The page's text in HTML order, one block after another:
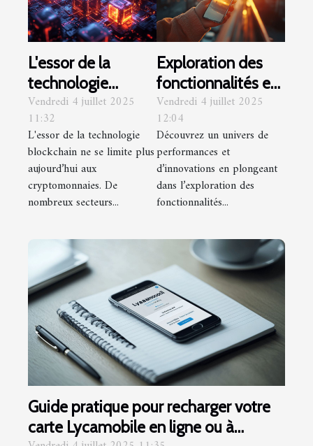
L'essor de la
technologie
blockchain en
dehors des
cryptomonnaies
Vendredi 4 juillet 2025
11:32
L'essor de la technologie
blockchain ne se limite plus
aujourd’hui aux
cryptomonnaies. De
nombreux secteurs...
Exploration des
fonctionnalités et
avantages du
Nokia 8
Vendredi 4 juillet 2025
12:04
Découvrez un univers de
performances et
d’innovations en plongeant
dans l’exploration des
fonctionnalités...
Guide pratique pour recharger votre
carte Lycamobile en ligne ou à